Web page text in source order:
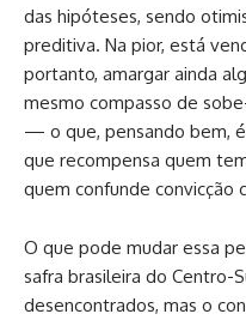
das hipóteses, sendo
preditiva. Na pior, está
portanto, amargar ainda
mesmo compasso de
— o que, pensando bem,
que recompensa quem
quem confunde convicção
O que pode mudar essa
safra brasileira do Centro-
desencontrados, mas o